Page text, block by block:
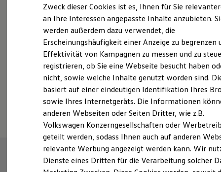
Laden
Laden unterwegs
Laden Zuhause
Ladezeitensimulator
Batterie
Sicherheit
Garantie und Lebensdauer
Nachhaltigkeit
Technologie
Kosten und Kauf
Verbrauchskosten
Kaufoptionen
E-Auto-Förderung
Software und Konnektivität
Die ID. Software 6
ID. Software Versionen und Updates
Digitale Extras
Schnittstellen zu Ihrem ID.
Fahrzeugangebot anfordern
Serviceanfrage stellen
Zweck dieser Cookies ist es, Ihnen für Sie
an Ihre Interessen angepasste Inhalte anzubieten.
werden außerdem dazu verwendet, die
Erscheinungshäufigkeit einer Anzeige zu begrenzen
Effektivität von Kampagnen zu messen und zu
registrieren, ob Sie eine Webseite besucht haben
nicht, sowie welche Inhalte genutzt worden sind.
basiert auf einer eindeutigen Identifikation Ihres
sowie Ihres Internetgeräts. Die Informationen
anderen Webseiten oder Seiten Dritter, wie z.B.
Volkswagen Konzerngesellschaften oder
geteilt werden, sodass Ihnen auch auf anderen
relevante Werbung angezeigt werden kann. Wir
Dienste eines Dritten für die Verarbeitung solcher